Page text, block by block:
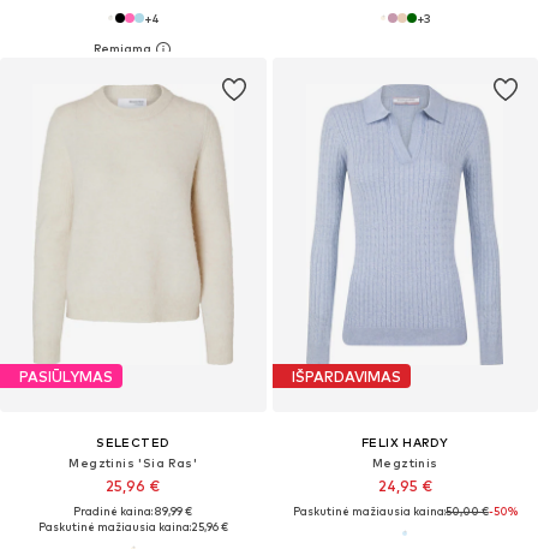
+4 +3
PASIŪLYMAS
SELECTED
Megztinis 'Sia Ras'
25,96 €
Pradinė kaina: 89,99 €
Paskutinė mažiausia kaina:25,96 €
IŠPARDAVIMAS
FELIX HARDY
Megztinis
24,95 €
Paskutinė mažiausia kaina:50,00 €-50%